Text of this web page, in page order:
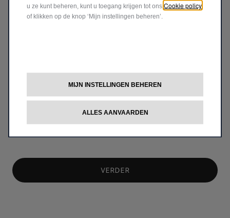
Ik geef toestemming
Ik geef geen toestemming
Sluit je aan bij onze partners!
VERDER
u ze kunt beheren, kunt u toegang krijgen tot ons Cookie policy
of klikken op de knop ‘Mijn instellingen beheren’.
MIJN INSTELLINGEN BEHEREN
ALLES AANVAARDEN